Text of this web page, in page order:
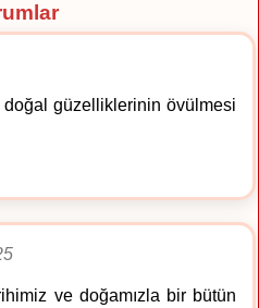
güzelliklerinin övülmesi
ve doğamızla bir bütün